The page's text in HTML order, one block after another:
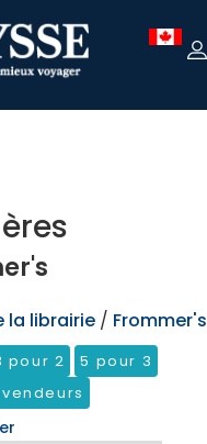
la librairie / Frommer's
pour 2
5 pour 3